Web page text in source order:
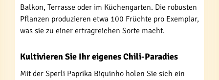
Balkon, Terrasse oder im Küchengarten. Die robusten
Pflanzen produzieren etwa 100 Früchte pro Exemplar,
was sie zu einer ertragreichen Sorte macht.
Kultivieren Sie Ihr eigenes Chili-Paradies
Mit der Sperli Paprika Biquinho holen Sie sich ein